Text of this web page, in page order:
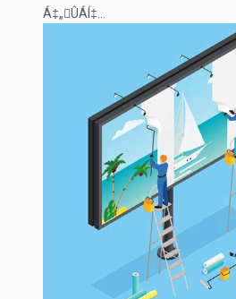
Á‡„ÛÁÍ‡...